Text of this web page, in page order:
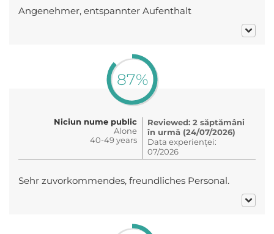
Angenehmer, entspannter Aufenthalt
87%
Niciun nume public
Alone
40-49 years
Reviewed: 2 săptămâni
în urmă (24/07/2026)
Data experienței:
07/2026
Sehr zuvorkommendes, freundliches Personal.